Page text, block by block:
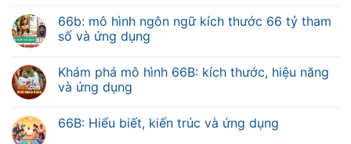
66b: mô hình ngôn ngữ kích thước 66 tỷ tham
số và ứng dụng
Khám phá mô hình 66B: kích thước, hiệu năng
và ứng dụng
66B: Hiểu biết, kiến trúc và ứng dụng